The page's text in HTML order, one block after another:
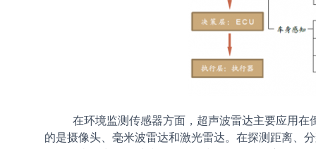
在环境监测传感器方面，超声波雷达主要应用
的是摄像头、毫米波雷达和激光雷达。在探测距离、